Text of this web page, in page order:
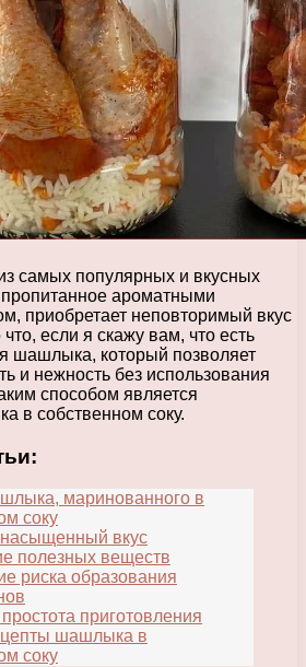
самых популярных и вкусных
ароматными
приобретает неповторимый вкус
если я скажу вам, что есть
шашлыка, который позволяет
и нежность без использования
способом является
в собственном соку.
маринованного в
соку
вкус
полезных веществ
риска образования
приготовления
шашлыка в
соку